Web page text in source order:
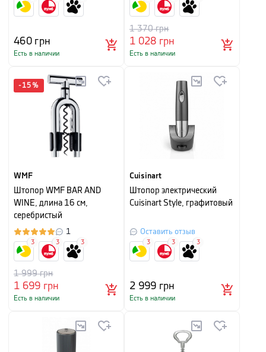
460грн
Есть в наличии
1 028 грн
1 370грн
Есть в наличии
-15 %
WMF
Штопор WMF BAR AND
WINE, длина 16 см,
серебристый
1
1 699 грн
1 999грн
Есть в наличии
3 3 3
Cuisinart
Штопор электрический
Cuisinart Style, графитовый
Оставить отзыв
2 999 грн
Есть в наличии
3 3 3